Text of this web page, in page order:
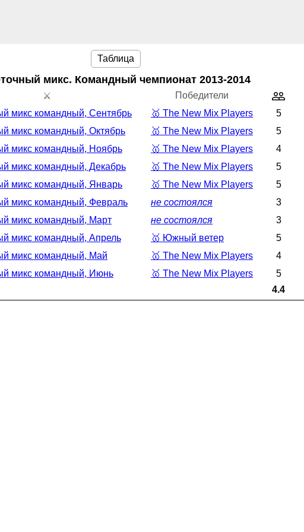
Таблица
микс. Командный чемпионат 2013-2014
⚔️ Победители
микс командный, Сентябрь 🥇 The New Mix Players 5
микс командный, Октябрь 🥇 The New Mix Players 5
микс командный, Ноябрь 🥇 The New Mix Players 4
микс командный, Декабрь 🥇 The New Mix Players 5
микс командный, Январь 🥇 The New Mix Players 5
микс командный, Февраль не состоялся 3
микс командный, Март не состоялся 3
микс командный, Апрель 🥇 Южный ветер 5
микс командный, Май 🥇 The New Mix Players 4
микс командный, Июнь 🥇 The New Mix Players 5
4.4